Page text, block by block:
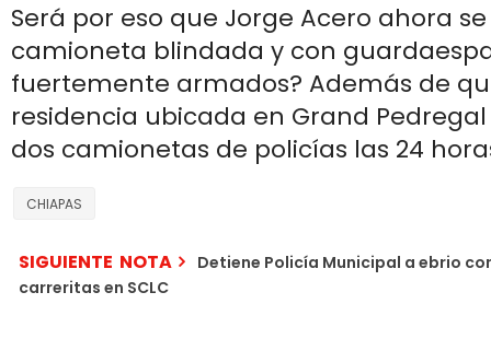
Será por eso que Jorge Acero ahora
camioneta blindada y con
fuertemente armados? Además de
residencia ubicada en Grand
dos camionetas de policías las 24
CHIAPAS
SIGUIENTE NOTA
Detiene Policía Municipal a ebrio
carreritas en SCLC